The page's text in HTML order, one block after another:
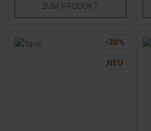
ZUM PRODUKT
-38%
NEU